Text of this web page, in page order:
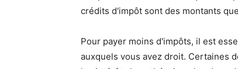
crédits d'impôt sont des montants
Pour payer moins d'impôts, il est
auxquels vous avez droit. Certaines